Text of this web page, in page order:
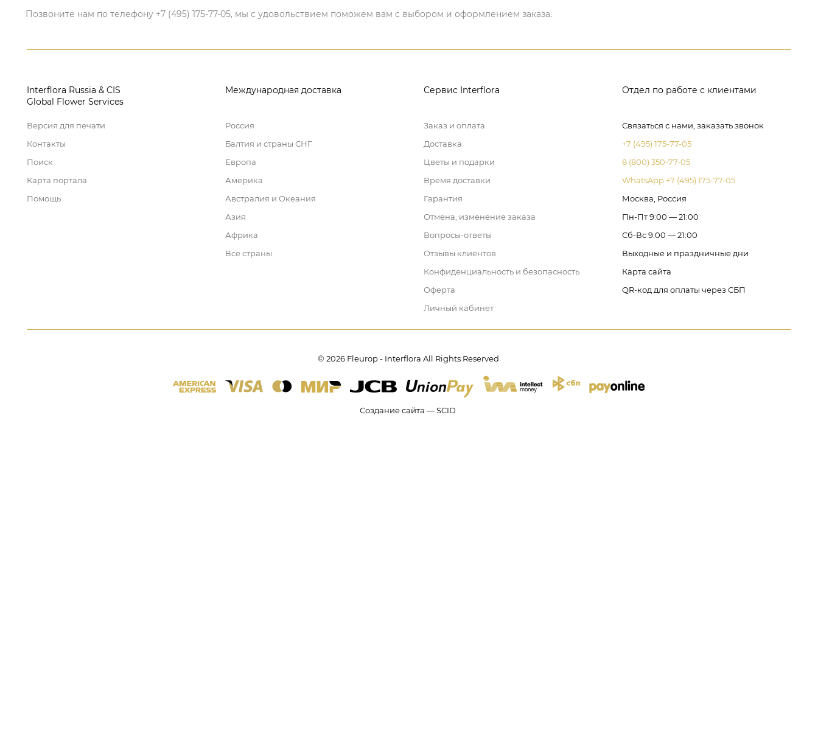
Позвоните нам по телефону +7 (495) 175-77-05, мы с удовольствием поможем вам с выбором и оформлением заказа.
Interflora Russia & CIS
Global Flower Services
Версия для печати
Контакты
Поиск
Карта портала
Помощь
Международная доставка
Россия
Балтия и страны СНГ
Европа
Америка
Австралия и Океания
Азия
Африка
Все страны
Сервис Interflora
Заказ и оплата
Доставка
Цветы и подарки
Время доставки
Гарантия
Отмена, изменение заказа
Вопросы-ответы
Отзывы клиентов
Конфиденциальность и безопасность
Оферта
Личный кабинет
Отдел по работе с клиентами
Связаться с нами, заказать звонок
+7 (495) 175-77-05
8 (800) 350-77-05
WhatsApp +7 (495) 175-77-05
Москва, Россия
Пн-Пт 9:00 — 21:00
Сб-Вс 9:00 — 21:00
Выходные и праздничные дни
Карта сайта
QR-код для оплаты через СБП
© 2026 Fleurop - Interflora All Rights Reserved
Создание сайта — SCID